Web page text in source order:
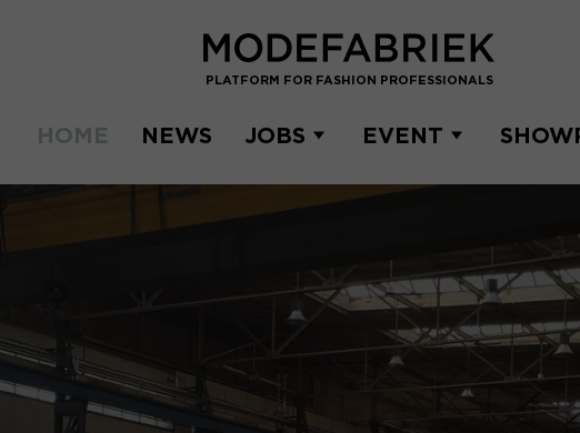
PLATFORM FOR FASHION PROFESSIONALS
HOME NEWS JOBS EVENT